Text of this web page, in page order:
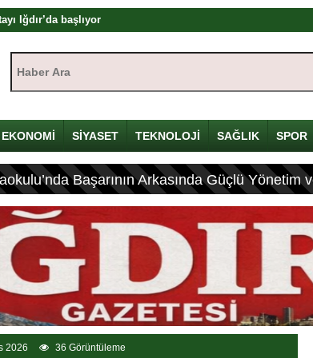
Kırdı
Mirası
Lira!
EKONOMİ SİYASET TEKNOLOJİ SAĞLIK SPOR
Başarının Arkasında Güçlü
2026 36 Görüntüleme